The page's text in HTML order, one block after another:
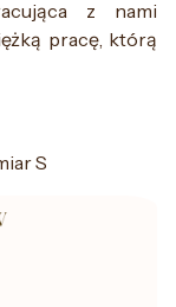
z nami
pracę, którą
S